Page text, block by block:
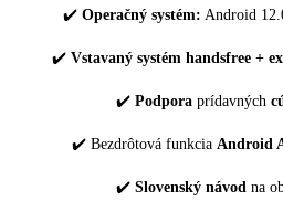
✔️ Operačný systém: Android
✔️ Vstavaný systém handsfree +
✔️ Podporaprídavných
✔️ Bezdrôtová funkcia Android
✔️ Slovenský návod na